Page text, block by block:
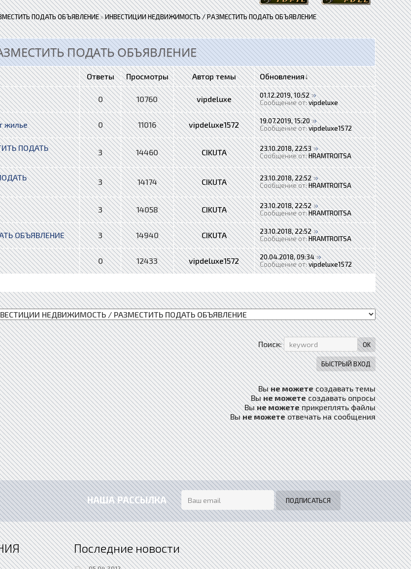
ПОДАТЬ ОБЪЯВЛЕНИЕ»ИНВЕСТИЦИИ НЕДВИЖИМОСТЬ / РАЗМЕСТИТЬ ПОДАТЬ ОБЪЯВЛЕНИЕ
ПОДАТЬ ОБЪЯВЛЕНИЕ
Ответы Просмотры Автор темы Обновления↓
0 10760 vipdeluxe
01.12.2019, 10:52
Сообщение от:vipdeluxe
жилье 0 11016 vipdeluxe1572
19.07.2019, 15:20
Сообщение от:vipdeluxe1572
ПОДАТЬ
3 14460 CIKUTA
23.10.2018, 22:53
Сообщение от:HRAMTROITSA
3 14174 CIKUTA
23.10.2018, 22:52
Сообщение от:HRAMTROITSA
3 14058 CIKUTA
23.10.2018, 22:52
Сообщение от:HRAMTROITSA
ОБЪЯВЛЕНИЕ 3 14940 CIKUTA
23.10.2018, 22:52
Сообщение от:HRAMTROITSA
0 12433 vipdeluxe1572
20.04.2018, 09:34
Сообщение от:vipdeluxe1572
Поиск:
Выне можетесоздавать темы
Выне можетесоздавать опросы
Выне можетеприкреплять файлы
Выне можетеотвечать на сообщения
НАША РАССЫЛКА
Последние новости